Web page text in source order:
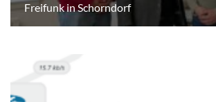
Freifunk in Schorndorf